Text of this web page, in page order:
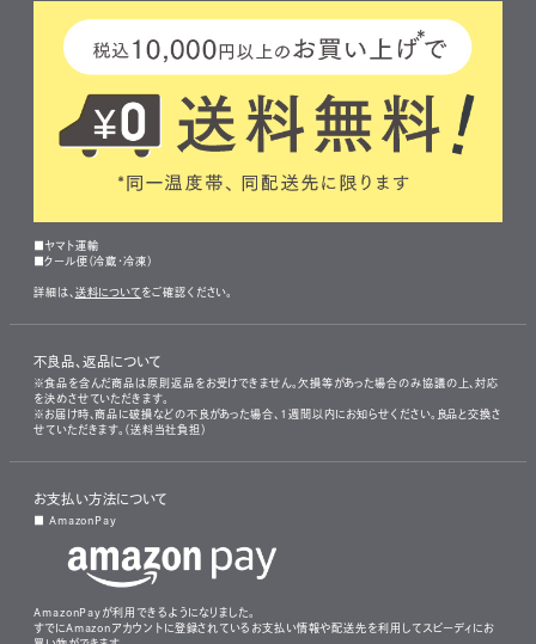
■ヤマト運輸
■クール便（冷蔵・冷凍）
詳細は、 送料について をご確認ください。
不良品、返品について
※食品を含んだ商品は原則返品をお受けできません。欠損等があった場合のみ協議の上、対応
を決めさせていただきます。
※お届け時、商品に破損などの不良があった場合、1週間以内にお知らせください。良品と交換さ
せていただきます。（送料当社負担）
お支払い方法について
■ AmazonPay
AmazonPayが利用できるようになりました。
すでにAmazonアカウントに登録されているお支払い情報や配送先を利用してスピーディにお